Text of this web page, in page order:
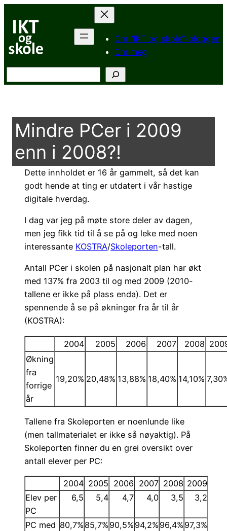
innhold
Om “IKT og skole”-bloggen
Om meg
Mindre PCer i 2009
enn i 2008?!
Dette innholdet er 16 år gammelt, så det kan
godt hende at ting er utdatert i vår hastige
digitale hverdag.
I dag var jeg på møte store deler av dagen,
men jeg fikk tid til å se på og leke med noen
interessante KOSTRA/Skoleporten-tall.
Antall PCer i skolen på nasjonalt plan har økt
med 137% fra 2003 til og med 2009 (2010-
tallene er ikke på plass enda). Det er
spennende å se på økninger fra år til år
(KOSTRA):
2004 2005 2006 2007 2008
Økning
fra
forrige
år
19,20% 20,48% 13,88% 18,40% 14,10%
Tallene fra Skoleporten er noenlunde like
(men tallmaterialet er ikke så nøyaktig). På
Skoleporten finner du en grei oversikt over
antall elever per PC:
2004 2005 2006 2007 2008 2009
Elev per
PC
6,5 5,4 4,7 4,0 3,5 3,2
PC med 80,7% 85,7% 90,5% 94,2% 96,4% 97,3%